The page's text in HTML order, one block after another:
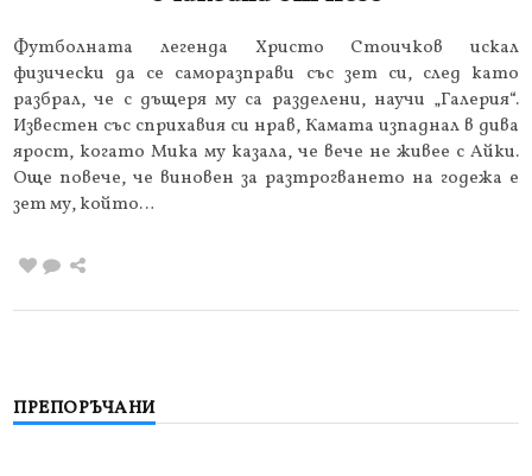
Футболната легенда Христо Стоичков искал
физически да се саморазправи със зет си, след като
разбрал, че с дъщеря му са разделени, научи „Галерия“.
Известен със сприхавия си нрав, Камата изпаднал в дива
ярост, когато Мика му казала, че вече не живее с Айки.
Още повече, че виновен за разтрогването на годежа е
зет му, който…
ПРЕПОРЪЧАНИ